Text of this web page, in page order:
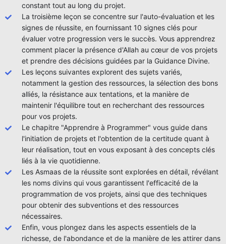
constant tout au long du projet.
La troisième leçon se concentre sur l'auto-évaluation et les
signes de réussite, en fournissant 10 signes clés pour
évaluer votre progression vers le succès. Vous apprendrez
comment placer la présence d'Allah au cœur de vos projets
et prendre des décisions guidées par la Guidance Divine.
Les leçons suivantes explorent des sujets variés,
notamment la gestion des ressources, la sélection des bons
alliés, la résistance aux tentations, et la manière de
maintenir l'équilibre tout en recherchant des ressources
pour vos projets.
Le chapitre "Apprendre à Programmer" vous guide dans
l'initiation de projets et l'obtention de la certitude quant à
leur réalisation, tout en vous exposant à des concepts clés
liés à la vie quotidienne.
Les Asmaas de la réussite sont explorées en détail, révélant
les noms divins qui vous garantissent l'efficacité de la
programmation de vos projets, ainsi que des techniques
pour obtenir des subventions et des ressources
nécessaires.
Enfin, vous plongez dans les aspects essentiels de la
richesse, de l'abondance et de la manière de les attirer dans